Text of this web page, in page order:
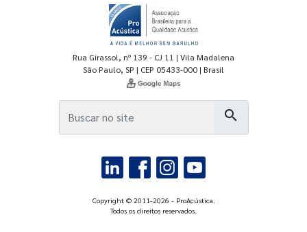
Rua Girassol, nº 139 - CJ 11 | Vila Madalena
São Paulo, SP | CEP 05433-000 | Brasil
search
Copyright © 2011-2026 - ProAcústica.
Todos os direitos reservados.